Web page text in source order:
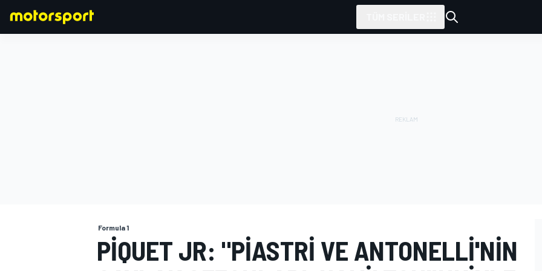
Formula 1
PIQUET JR: "PIASTRI VE ANTONELLI'NIN